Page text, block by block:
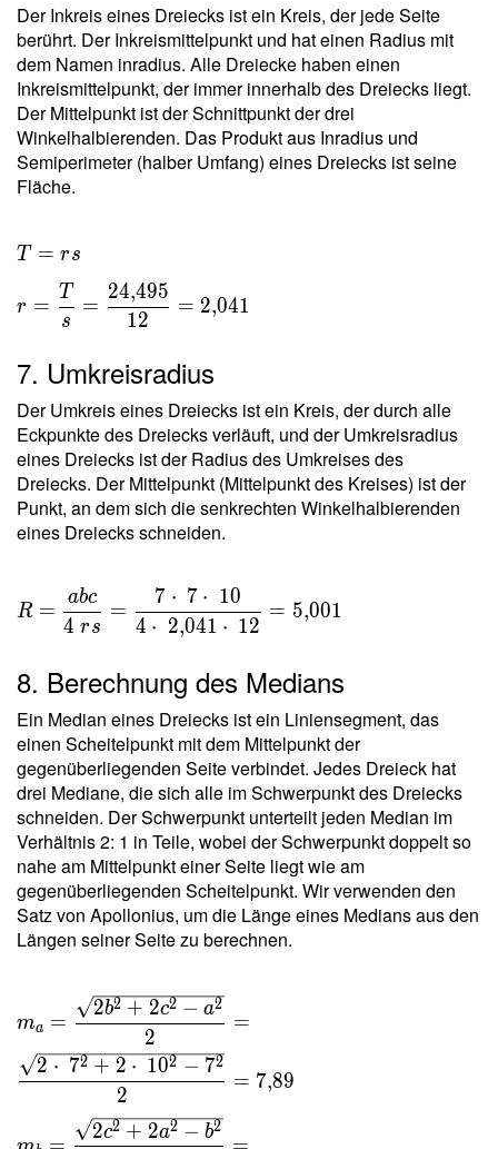
Der Inkreis eines Dreiecks ist ein Kreis, der jede Seite
berührt. Der Inkreismittelpunkt und hat einen Radius mit
dem Namen inradius. Alle Dreiecke haben einen
Inkreismittelpunkt, der immer innerhalb des Dreiecks liegt.
Der Mittelpunkt ist der Schnittpunkt der drei
Winkelhalbierenden. Das Produkt aus Inradius und
Semiperimeter (halber Umfang) eines Dreiecks ist seine
Fläche.
T = rs \
\\ r =
\dfrac{
T }{ s }
\dfrac{
24{,}495
}{ 12 }
=
2{,}041
T = rs
r =
s
T
=
12
24,495
= 2,041
7. Umkreisradius
Der Umkreis eines Dreiecks ist ein Kreis, der durch alle
Eckpunkte des Dreiecks verläuft, und der Umkreisradius
eines Dreiecks ist der Radius des Umkreises des
Dreiecks. Der Mittelpunkt (Mittelpunkt des Kreises) ist der
Punkt, an dem sich die senkrechten Winkelhalbierenden
eines Dreiecks schneiden.
R =
\dfrac{
4 \ r s }
\dfrac{
7 \cdot
\ 7
\cdot \
10 }{ 4
\cdot \
2{,}041
\cdot \
12 } =
5{,}001
R =
4 rs
abc
=
4 ⋅ 2,041 ⋅ 12
7 ⋅ 7 ⋅ 10
= 5,001
8. Berechnung des Medians
Ein Median eines Dreiecks ist ein Liniensegment, das
einen Scheitelpunkt mit dem Mittelpunkt der
gegenüberliegenden Seite verbindet. Jedes Dreieck hat
drei Mediane, die sich alle im Schwerpunkt des Dreiecks
schneiden. Der Schwerpunkt unterteilt jeden Median im
Verhältnis 2: 1 in Teile, wobei der Schwerpunkt doppelt so
nahe am Mittelpunkt einer Seite liegt wie am
gegenüberliegenden Scheitelpunkt. Wir verwenden den
Satz von Apollonius, um die Länge eines Medians aus den
Längen seiner Seite zu berechnen.
m_a =
\dfrac{
\sqrt{
2b^2+2c^2
- a^2 } }{ 2
ma =
2
2b2 + 2c2 − a2
=
2
2 ⋅ 72 + 2 ⋅ 102 − 72
= 7,89
2c2 + 2a2 − b2